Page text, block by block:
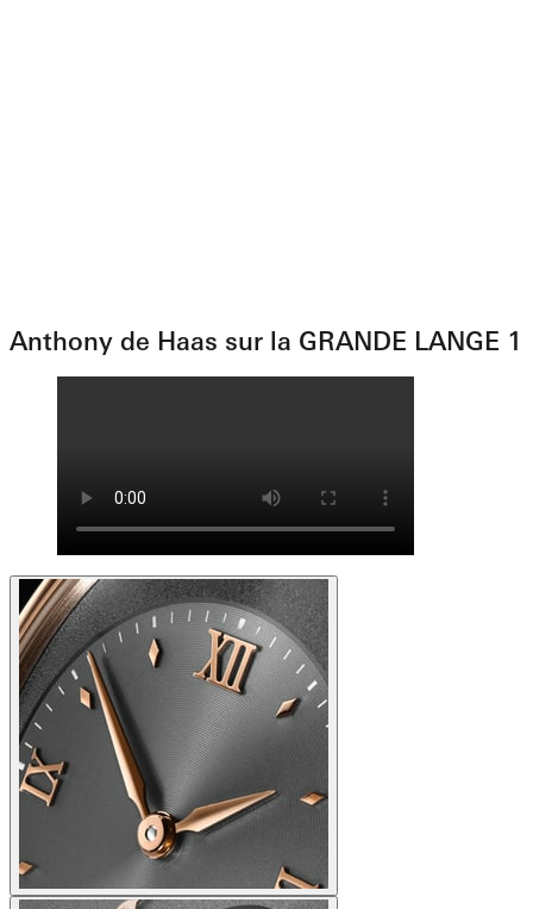
Anthony de Haas sur la GRANDE LANGE 1